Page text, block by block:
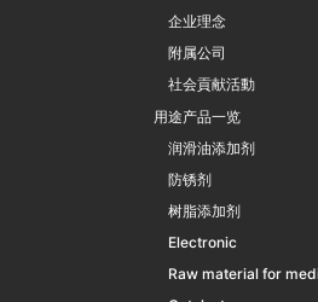
企业理念
附属公司
社会貢献活動
用途产品一览
润滑油添加剂
防锈剂
树脂添加剂
Electronic
Raw material for